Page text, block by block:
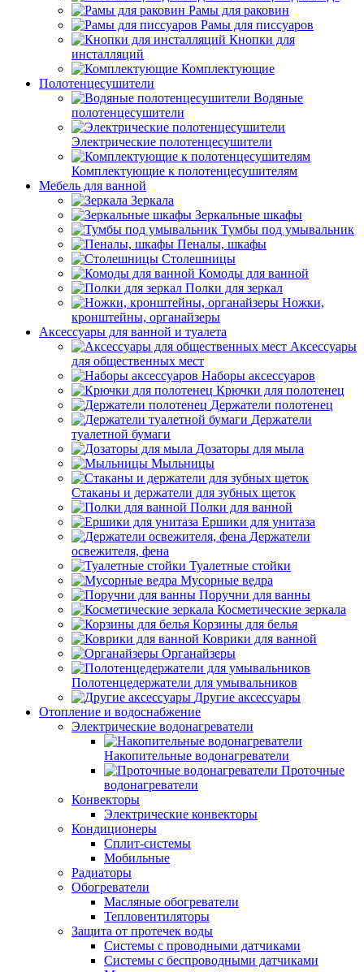
Рамы для раковин
Рамы для писсуаров
Кнопки для
инсталляций
Комплектующие
Полотенцесушители
Водяные
полотенцесушители
Электрические полотенцесушители
Комплектующие к полотенцесушителям
Мебель для ванной
Зеркала
Зеркальные шкафы
Тумбы под умывальник
Пеналы, шкафы
Столешницы
Комоды для ванной
Полки для зеркал
Ножки,
кронштейны, органайзеры
Аксессуары для ванной и туалета
Аксессуары
для общественных мест
Наборы аксессуаров
Крючки для полотенец
Держатели полотенец
Держатели
туалетной бумаги
Дозаторы для мыла
Мыльницы
Стаканы и держатели для зубных щеток
Полки для ванной
Ершики для унитаза
Держатели
освежителя, фена
Туалетные стойки
Мусорные ведра
Поручни для ванны
Косметические зеркала
Корзины для белья
Коврики для ванной
Органайзеры
Полотенцедержатели для умывальников
Другие аксессуары
Отопление и водоснабжение
Электрические водонагреватели
Накопительные водонагреватели
Проточные
водонагреватели
Конвекторы
Электрические конвекторы
Кондиционеры
Сплит-системы
Мобильные
Радиаторы
Обогреватели
Масляные обогреватели
Тепловентиляторы
Защита от протечек воды
Системы с проводными датчиками
Системы с беспроводными датчиками